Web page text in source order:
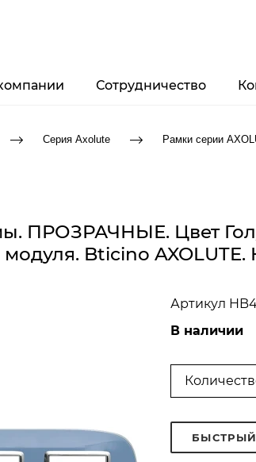
Сотрудничество
Серия Axolute Рамки серии
ПРОЗРАЧНЫЕ. Цвет
модуля. Bticino AXOLUTE.
Артикул
В наличии